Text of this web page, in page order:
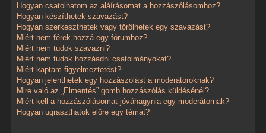
Hogyan csatolhatom az aláírásomat a hozzászólásomhoz?
Hogyan készíthetek szavazást?
Hogyan szerkeszthetek vagy törölhetek egy szavazást?
Miért nem férek hozzá egy fórumhoz?
Miért nem tudok szavazni?
Miért nem tudok hozzáadni csatolmányokat?
Miért kaptam figyelmeztetést?
Hogyan jelenthetek egy hozzászólást a moderátoroknak?
Mire való az „Elmentés” gomb hozzászólás küldésénél?
Miért kell a hozzászólásomat jóváhagynia egy moderátornak?
Hogyan ugraszthatok előre egy témát?